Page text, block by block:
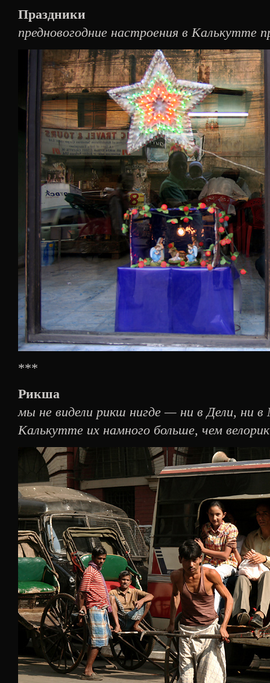
Праздники
предновогодние настроения в Калькутте
***
Рикша
мы не видели рикш нигде — ни в Дели, ни
Калькутте их намного больше, чем